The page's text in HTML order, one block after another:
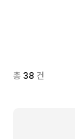
총 38 건